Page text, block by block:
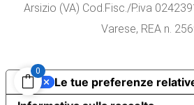
Arsizio (VA) Cod.Fisc./P.iva
Varese, REA n.
0
Le tue preferenze